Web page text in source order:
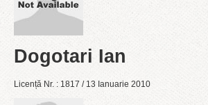
Dogotari Ian
Licență Nr. : 1817 / 13 Ianuarie 2010